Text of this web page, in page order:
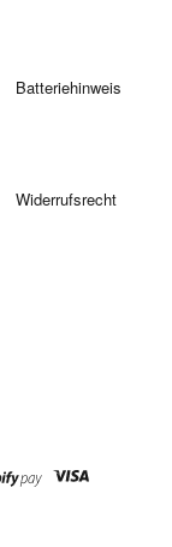
Batteriehinweis
Widerrufsrecht